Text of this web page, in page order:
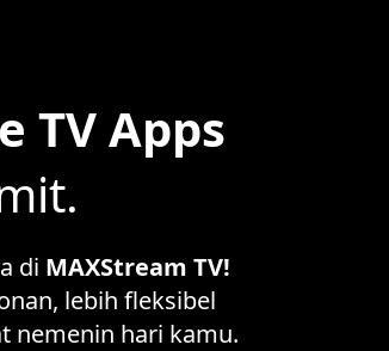
TV Apps
di MAXStream TV!
lebih fleksibel
nemenin hari kamu.